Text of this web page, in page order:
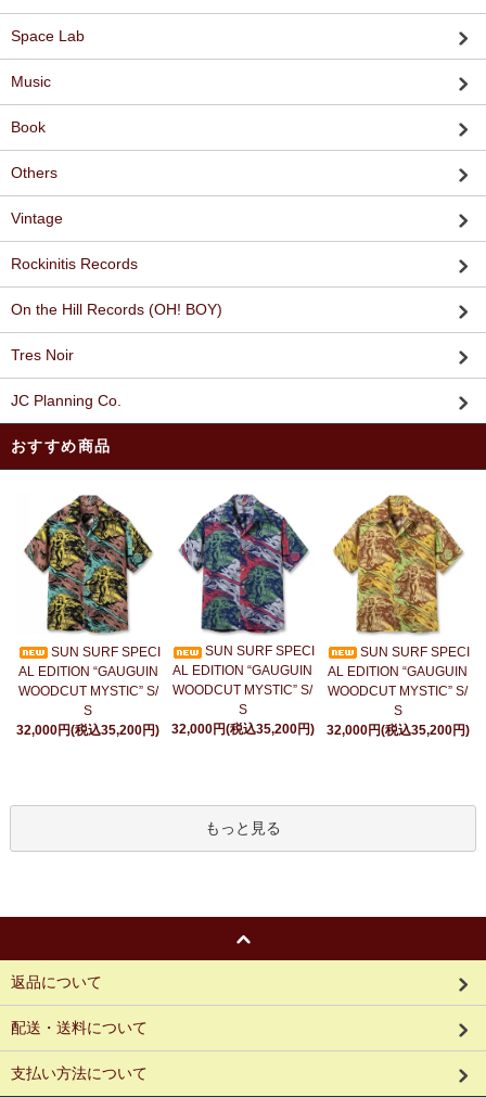
Space Lab
Music
Book
Others
Vintage
Rockinitis Records
On the Hill Records (OH! BOY)
Tres Noir
JC Planning Co.
おすすめ商品
SUN SURF SPECI
AL EDITION “GAUGUIN
WOODCUT MYSTIC” S/
S
32,000円(税込35,200円)
SUN SURF SPECI
AL EDITION “GAUGUIN
WOODCUT MYSTIC” S/
S
32,000円(税込35,200円)
SUN SURF SPECI
AL EDITION “GAUGUIN
WOODCUT MYSTIC” S/
S
32,000円(税込35,200円)
もっと見る
返品について
配送・送料について
支払い方法について